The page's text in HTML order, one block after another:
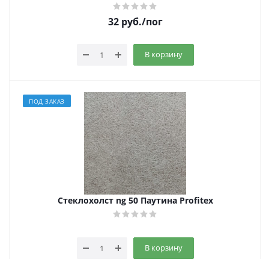
32руб./пог
В корзину
ПОД ЗАКАЗ
Стеклохолст ng 50 Паутина Profitex
В корзину